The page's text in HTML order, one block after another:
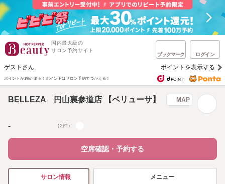
国内最大級の
サロン予約サイト
ブックマーク ログイン
ゲストさん ポイントを表示する
ポイントが1%たまる！ ポイントはサロン予約でつかえる！
BELLEZA 円山裏参道店 【ベリューサ】 MAP
- （2件）
空席確認・予約する
サロン情報 メニュー